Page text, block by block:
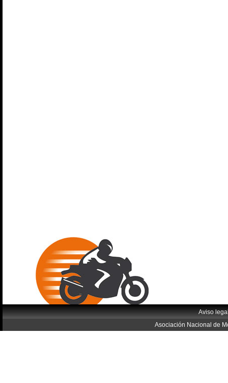
Aviso
Asociación Nacional de